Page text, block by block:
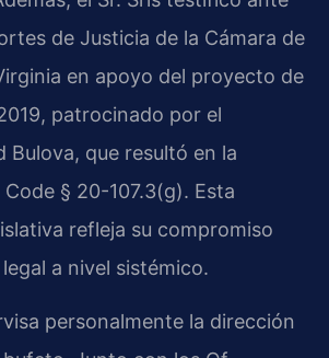
de Justicia de la Cámara de
en apoyo del proyecto de
patrocinado por el
Bulova, que resultó en la
§ 20-107.3(g). Esta
refleja su compromiso
a nivel sistémico.
personalmente la dirección